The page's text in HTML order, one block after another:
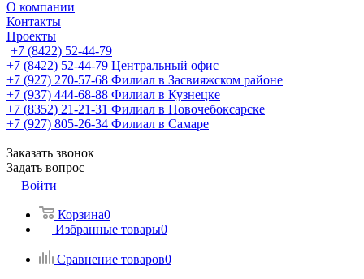
О компании
Контакты
Проекты
+7 (8422) 52-44-79
+7 (8422) 52-44-79 Центральный офис
+7 (927) 270-57-68 Филиал в Засвияжском районе
+7 (937) 444-68-88 Филиал в Кузнецке
+7 (8352) 21-21-31 Филиал в Новочебоксарске
+7 (927) 805-26-34 Филиал в Самаре
Заказать звонок
Задать вопрос
Войти
Корзина0
Избранные товары0
Сравнение товаров0